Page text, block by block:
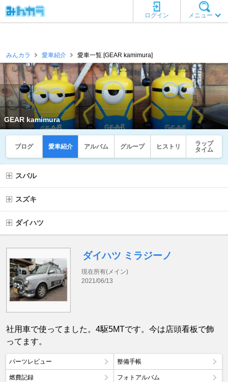
メニュー
ログイン
みんカラ 愛車紹介 愛車一覧 [GEAR kamimura]
GEAR kamimura
ブログ 愛車紹介 アルバム グループ ヒストリ
ラップ
タイム
スバル
スズキ
ダイハツ
ダイハツ ミラジーノ
現在所有(メイン)
2021/06/13
社用車で使ってました。4駆5MTです。今は店頭看板で飾
ってます。
パーツレビュー 整備手帳
燃費記録 フォトアルバム